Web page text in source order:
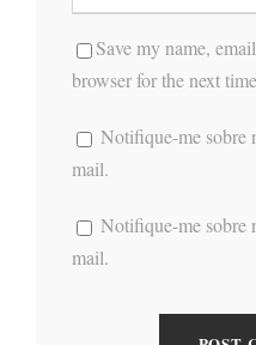
Save my name,
browser for the next
Notifique-me sobre
mail.
Notifique-me sobre
mail.